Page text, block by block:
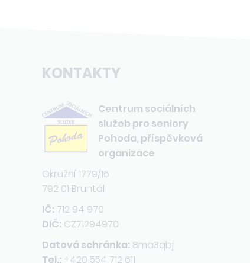
KONTAKTY
Centrum sociálních
služeb pro seniory
Pohoda, příspěvková
organizace
Okružní 1779/16
792 01 Bruntál
IČ: 712 94 970
DIČ: CZ71294970
Datová schránka: 8ma3qbj
Tel.: +420 554 712 611